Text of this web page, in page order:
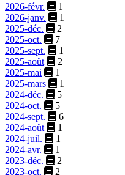
2026-févr.
1
2026-janv.
1
2025-déc.
2
2025-oct.
7
2025-sept.
1
2025-août
2
2025-mai
1
2025-mars
1
2024-déc.
5
2024-oct.
5
2024-sept.
6
2024-août
1
2024-juil.
1
2024-avr.
1
2023-déc.
2
2023-oct.
2